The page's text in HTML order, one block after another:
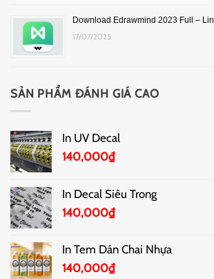
Download Edrawmind 2023 Full –
17/07/2025
SẢN PHẨM ĐÁNH GIÁ CAO
In UV Decal
140,000₫
In Decal Siêu Trong
140,000₫
In Tem Dán Chai Nhựa
140,000₫